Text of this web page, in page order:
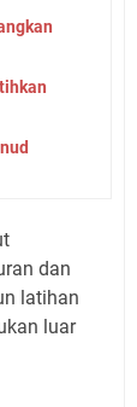
dan
latihan
luar